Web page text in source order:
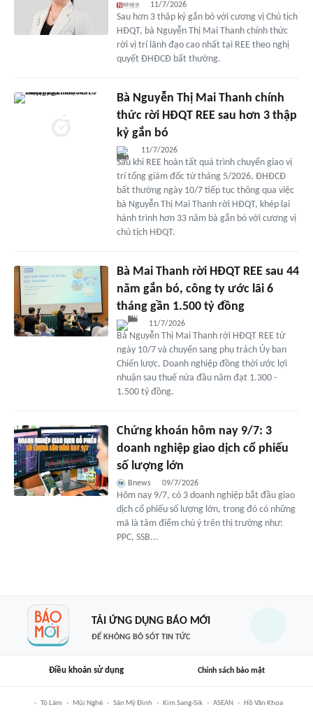
11/7/2026
Sau hơn 3 thập kỷ gắn bó với cương vị Chủ tịch
HĐQT, bà Nguyễn Thị Mai Thanh chính thức
rời vị trí lãnh đạo cao nhất tại REE theo nghị
quyết ĐHĐCĐ bất thường.
Bà Nguyễn Thị Mai Thanh chính
thức rời HĐQT REE sau hơn 3 thập
kỷ gắn bó
11/7/2026
Sau khi REE hoàn tất quá trình chuyển giao vị
trí tổng giám đốc từ tháng 5/2026, ĐHĐCĐ
bất thường ngày 10/7 tiếp tục thông qua việc
bà Nguyễn Thị Mai Thanh rời HĐQT, khép lại
hành trình hơn 33 năm bà gắn bó với cương vị
chủ tịch HĐQT.
Bà Mai Thanh rời HĐQT REE sau 44
năm gắn bó, công ty ước lãi 6
tháng gần 1.500 tỷ đồng
11/7/2026
Bà Nguyễn Thị Mai Thanh rời HĐQT REE từ
ngày 10/7 và chuyển sang phụ trách Ủy ban
Chiến lược. Doanh nghiệp đồng thời ước lợi
nhuận sau thuế nửa đầu năm đạt 1.300 -
1.500 tỷ đồng.
Chứng khoán hôm nay 9/7: 3
doanh nghiệp giao dịch cổ phiếu
số lượng lớn
Bnews 09/7/2026
Hôm nay 9/7, có 3 doanh nghiệp bắt đầu giao
dịch cổ phiếu số lượng lớn, trong đó có những
mã là tâm điểm chú ý trên thị trường như:
PPC, SSB...
TẢI ỨNG DỤNG BÁO MỚI
ĐỂ KHÔNG BỎ SÓT TIN TỨC
Điều khoản sử dụng Chính sách bảo mật
Tô Lâm Mũi Nghê Sân Mỹ Đình Kim Sang-Sik ASEAN Hồ Văn Khoa